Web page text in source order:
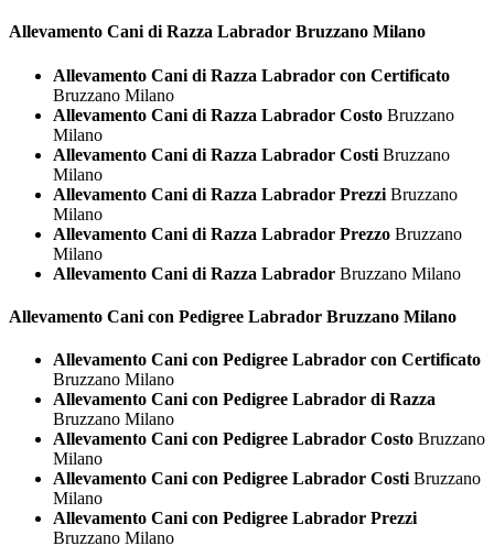
Allevamento Cani di Razza Labrador Bruzzano Milano
Allevamento Cani di Razza Labrador con Certificato
Bruzzano Milano
Allevamento Cani di Razza Labrador Costo Bruzzano
Milano
Allevamento Cani di Razza Labrador Costi Bruzzano
Milano
Allevamento Cani di Razza Labrador Prezzi Bruzzano
Milano
Allevamento Cani di Razza Labrador Prezzo Bruzzano
Milano
Allevamento Cani di Razza Labrador Bruzzano Milano
Allevamento Cani con Pedigree Labrador Bruzzano Milano
Allevamento Cani con Pedigree Labrador con Certificato
Bruzzano Milano
Allevamento Cani con Pedigree Labrador di Razza
Bruzzano Milano
Allevamento Cani con Pedigree Labrador Costo Bruzzano
Milano
Allevamento Cani con Pedigree Labrador Costi Bruzzano
Milano
Allevamento Cani con Pedigree Labrador Prezzi
Bruzzano Milano